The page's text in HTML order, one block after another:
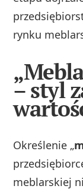
rynku
– styl
Określenie „
meblarskiej